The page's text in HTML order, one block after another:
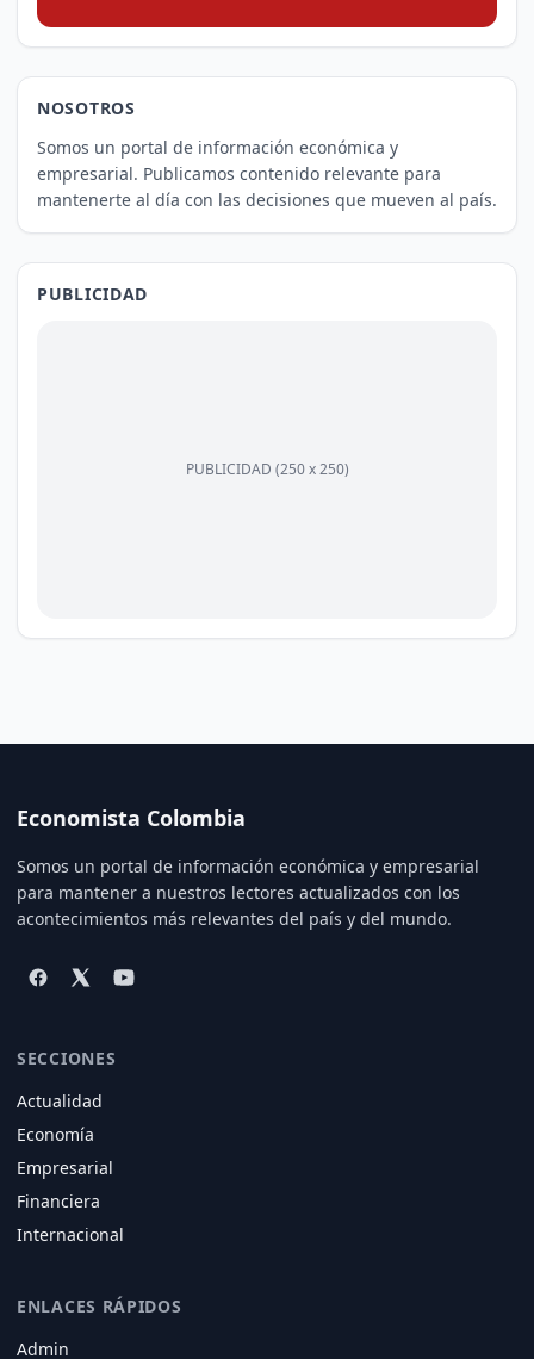
NOSOTROS
Somos un portal de información económica y
empresarial. Publicamos contenido relevante para
mantenerte al día con las decisiones que mueven al país.
PUBLICIDAD
PUBLICIDAD (250 x 250)
Economista Colombia
Somos un portal de información económica y empresarial
para mantener a nuestros lectores actualizados con los
acontecimientos más relevantes del país y del mundo.
SECCIONES
Actualidad
Economía
Empresarial
Financiera
Internacional
ENLACES RÁPIDOS
Admin